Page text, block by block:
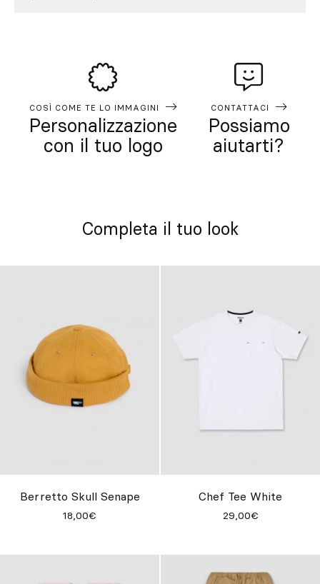
COSÌ COME TE LO IMMAGINI
Personalizzazione
con il tuo logo
CONTATTACI
Possiamo
aiutarti?
Completa il tuo look
Berretto Skull Senape
18,00€
Chef Tee White
29,00€